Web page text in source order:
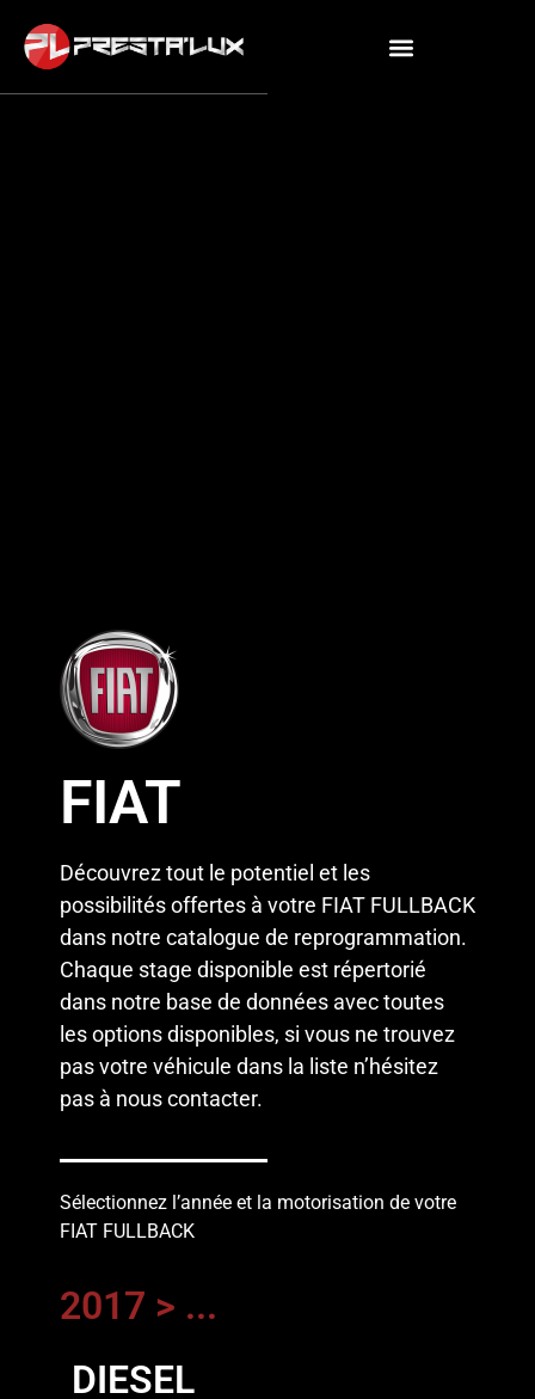
FIAT
Découvrez tout le potentiel et les
possibilités offertes à votre FIAT FULLBACK
dans notre catalogue de reprogrammation.
Chaque stage disponible est répertorié
dans notre base de données avec toutes
les options disponibles, si vous ne trouvez
pas votre véhicule dans la liste n’hésitez
pas à nous contacter.
Sélectionnez l’année et la motorisation de votre
FIAT FULLBACK
2017 > ...
DIESEL